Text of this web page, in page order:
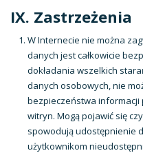
IX. Zastrzeżenia
W Internecie nie można
danych jest całkowicie
dokładania wszelkich
danych osobowych, nie
bezpieczeństwa informacji
witryn. Mogą pojawić się
spowodują udostępnienie
użytkownikom